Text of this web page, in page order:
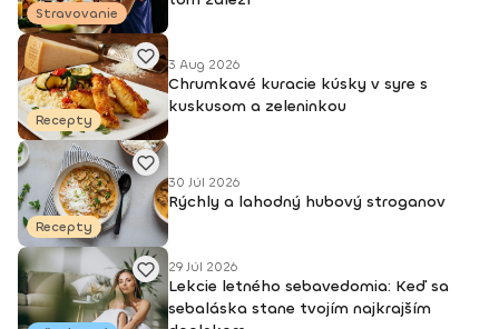
Stravovanie
Recepty
3 Aug 2026
Chrumkavé kuracie kúsky v syre s
kuskusom a zeleninkou
Recepty
30 Júl 2026
Rýchly a lahodný hubový stroganov
29 Júl 2026
Lekcie letného sebavedomia: Keď sa
sebaláska stane tvojím najkrajším